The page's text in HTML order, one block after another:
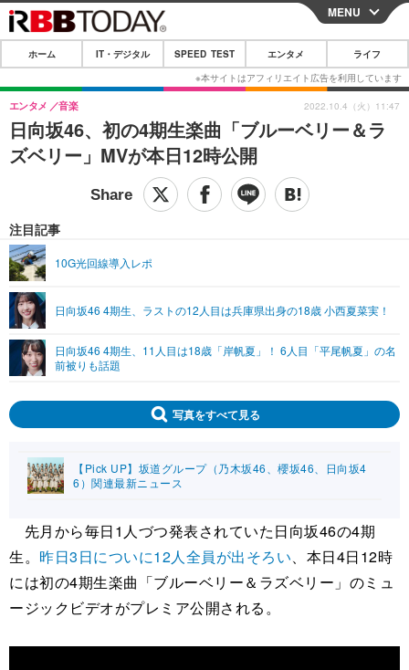
CLOSE
ホーム
IT・デジタル
IT・デジタルTOP スマートフォン
その他
SPEED TEST
映画・ドラマ
グラビア ブログ
ショッピング その他
ライフTOP
リリース一覧
プッシュ通知の停止方法
MENU
ホーム IT・デジタル SPEED TEST エンタメ ライフ
日向坂46、初の4期生楽曲「ブルーベリー＆ラ
ズベリー」MVが本日12時公開
エンタメ 音楽
注目記事
10G光回線導入レポ
日向坂46 4期生、ラストの12人目は兵庫県出身の18歳 小西夏菜実！
日向坂46 4期生、11人目は18歳「岸帆夏」！ 6人目「平尾帆夏」の名
前被りも話題
2022.10.4（火）11:47
写真をすべて見る
【Pick UP】坂道グループ（乃木坂46、櫻坂46、日向坂4
6）関連最新ニュース
先月から毎日1人づつ発表されていた日向坂46の4期
生。 昨日3日についに12人全員が出そろい、本日4日12時
には初の4期生楽曲「ブルーベリー＆ラズベリー」のミュ
ージックビデオがプレミア公開される。